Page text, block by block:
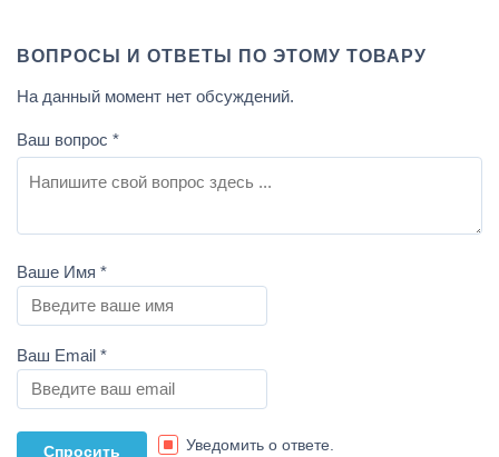
ВОПРОСЫ И ОТВЕТЫ ПО ЭТОМУ ТОВАРУ
На данный момент нет обсуждений.
Ваш вопрос *
Ваше Имя *
Ваш Email *
Уведомить о ответе.